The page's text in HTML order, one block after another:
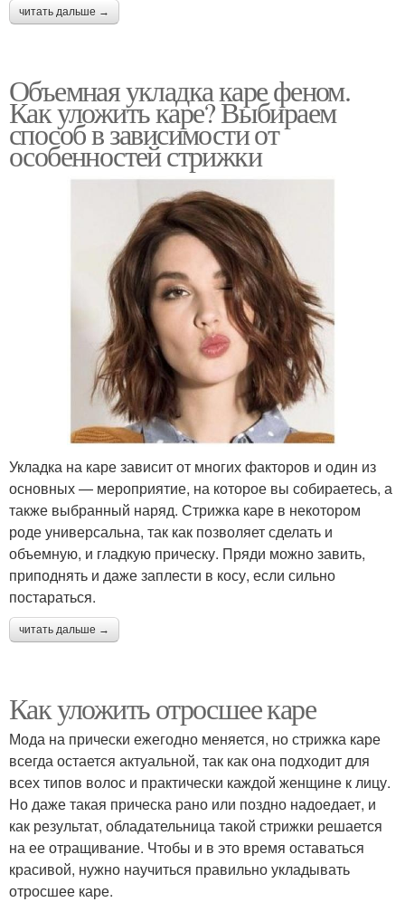
читать дальше →
Объемная укладка каре феном.
Как уложить каре? Выбираем
способ в зависимости от
особенностей стрижки
Укладка на каре зависит от многих факторов и один из
основных — мероприятие, на которое вы собираетесь, а
также выбранный наряд. Стрижка каре в некотором
роде универсальна, так как позволяет сделать и
объемную, и гладкую прическу. Пряди можно завить,
приподнять и даже заплести в косу, если сильно
постараться.
читать дальше →
Как уложить отросшее каре
Мода на прически ежегодно меняется, но стрижка каре
всегда остается актуальной, так как она подходит для
всех типов волос и практически каждой женщине к лицу.
Но даже такая прическа рано или поздно надоедает, и
как результат, обладательница такой стрижки решается
на ее отращивание. Чтобы и в это время оставаться
красивой, нужно научиться правильно укладывать
отросшее каре.